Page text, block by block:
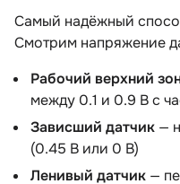
Самый надёжный
Смотрим напряжение
Рабочий верхний
между 0.1 и 0.9 В с
Зависший датчик —
(0.45 В или 0 В)
Ленивый датчик —